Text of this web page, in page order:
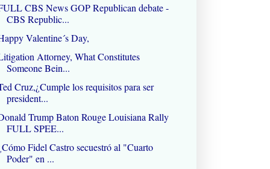
CBS News GOP Republican debate -
CBS Republic...
Valentine´s Day,
Attorney, What Constitutes
Someone Bein...
Cruz,¿Cumple los requisitos para ser
president...
Trump Baton Rouge Louisiana Rally
FULL SPEE...
Fidel Castro secuestró al "Cuarto
Poder" en ...